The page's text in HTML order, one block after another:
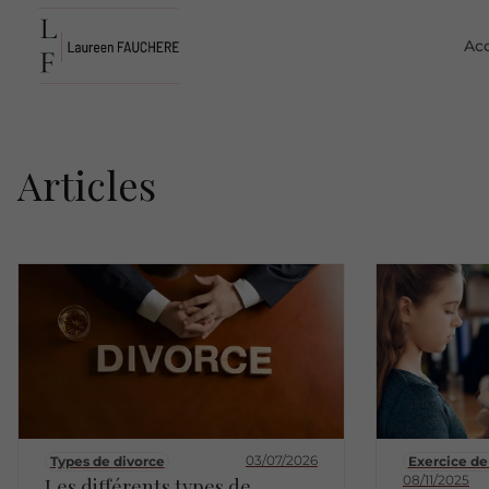
Articles
Types de divorce 03/07/2026
Exercice
08/11/2025